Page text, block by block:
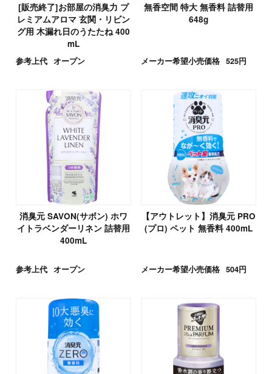
[販売終了]お部屋の消臭力 プ
レミアムアロマ 玄関・リビン
グ用 木漏れ日のうたたね 400
mL
参考上代 オープン
無香空間 特大 無香料 詰替用
648g
メーカー希望小売価格 525円
消臭元 SAVON(サボン) ホワ
イトラベンダーリネン 詰替用
400mL
参考上代 オープン
【アウトレット】消臭元 PRO
(プロ) ペット 無香料 400mL
メーカー希望小売価格 504円